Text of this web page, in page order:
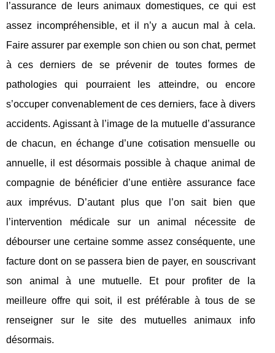
l’assurance de leurs animaux domestiques, ce qui est
assez incompréhensible, et il n’y a aucun mal à cela.
Faire assurer par exemple son chien ou son chat, permet
à ces derniers de se prévenir de toutes formes de
pathologies qui pourraient les atteindre, ou encore
s’occuper convenablement de ces derniers, face à divers
accidents. Agissant à l’image de la mutuelle d’assurance
de chacun, en échange d’une cotisation mensuelle ou
annuelle, il est désormais possible à chaque animal de
compagnie de bénéficier d’une entière assurance face
aux imprévus. D’autant plus que l’on sait bien que
l’intervention médicale sur un animal nécessite de
débourser une certaine somme assez conséquente, une
facture dont on se passera bien de payer, en souscrivant
son animal à une mutuelle. Et pour profiter de la
meilleure offre qui soit, il est préférable à tous de se
renseigner sur le site des mutuelles animaux info
désormais.